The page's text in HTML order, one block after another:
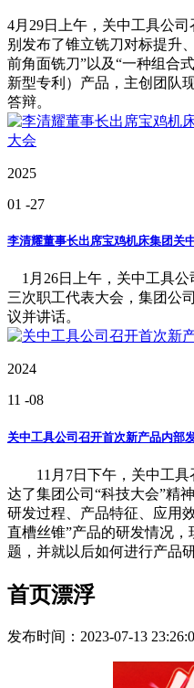
4月29日上午，关中工具公
别发布了锥立铣刀对标提升
前角面铣刀”以及“一种组合
新型专利）产品，主创团队
答辩。
2025
01 -27
李清耀董事长出席宝鸡机床集团关
1月26日上午，关中工具公
三次职工代表大会，集团公
议并讲话。
2024
11 -08
关中工具公司召开首次新产品内部
11月7日下午，关中工具
达了集团公司“科技大会”精
研发过程、产品特征、应用
直槽丝锥”产品的研发情况
题，并就以后如何进行产品
首页漂浮
发布时间： 2023-07-13